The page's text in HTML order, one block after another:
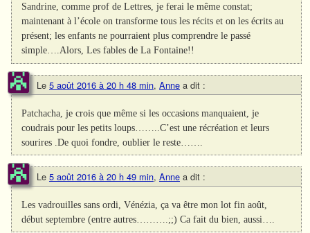
Sandrine, comme prof de Lettres, je ferai le même constat;
maintenant à l’école on transforme tous les récits et on les écrits au
présent; les enfants ne pourraient plus comprendre le passé
simple….Alors, Les fables de La Fontaine!!
Le 5 août 2016 à 20 h 48 min, Anne a dit :
Patchacha, je crois que même si les occasions manquaient, je
coudrais pour les petits loups……..C’est une récréation et leurs
sourires .De quoi fondre, oublier le reste…….
Le 5 août 2016 à 20 h 49 min, Anne a dit :
Les vadrouilles sans ordi, Vénézia, ça va être mon lot fin août,
début septembre (entre autres……….;;) Ca fait du bien, aussi….